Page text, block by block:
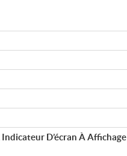
D’écran À Affichage